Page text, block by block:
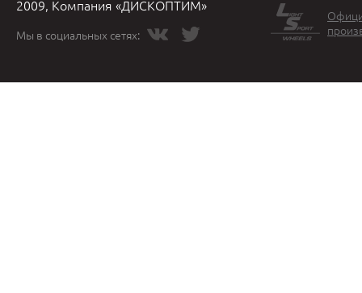
2009, Компания «ДИСКОПТИМ»
Мы в социальных сетях: